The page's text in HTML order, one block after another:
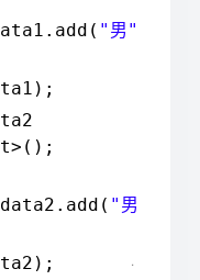
" 男 "
" 男